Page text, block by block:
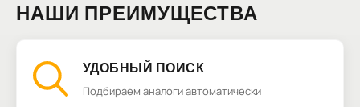
НАШИ ПРЕИМУЩЕСТВА
УДОБНЫЙ ПОИСК
Подбираем аналоги автоматически